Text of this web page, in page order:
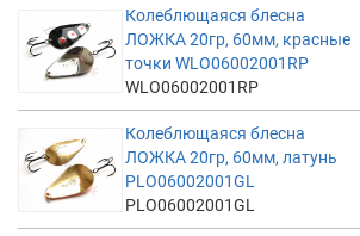
Колеблющаяся блесна
ЛОЖКА 20гр, 60мм, красные
точки WLO06002001RP
WLO06002001RP
Колеблющаяся блесна
ЛОЖКА 20гр, 60мм, латунь
PLO06002001GL
PLO06002001GL